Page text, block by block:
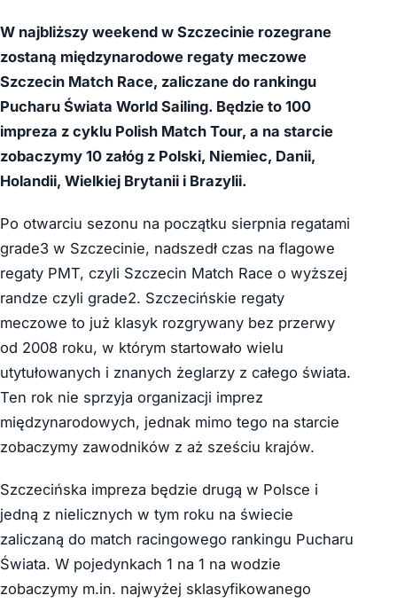
W najbliższy weekend w Szczecinie rozegrane
zostaną międzynarodowe regaty meczowe
Szczecin Match Race, zaliczane do rankingu
Pucharu Świata World Sailing. Będzie to 100
impreza z cyklu Polish Match Tour, a na starcie
zobaczymy 10 załóg z Polski, Niemiec, Danii,
Holandii, Wielkiej Brytanii i Brazylii.
Po otwarciu sezonu na początku sierpnia regatami
grade3 w Szczecinie, nadszedł czas na flagowe
regaty PMT, czyli Szczecin Match Race o wyższej
randze czyli grade2. Szczecińskie regaty
meczowe to już klasyk rozgrywany bez przerwy
od 2008 roku, w którym startowało wielu
utytułowanych i znanych żeglarzy z całego świata.
Ten rok nie sprzyja organizacji imprez
międzynarodowych, jednak mimo tego na starcie
zobaczymy zawodników z aż sześciu krajów.
Szczecińska impreza będzie drugą w Polsce i
jedną z nielicznych w tym roku na świecie
zaliczaną do match racingowego rankingu Pucharu
Świata. W pojedynkach 1 na 1 na wodzie
zobaczymy m.in. najwyżej sklasyfikowanego